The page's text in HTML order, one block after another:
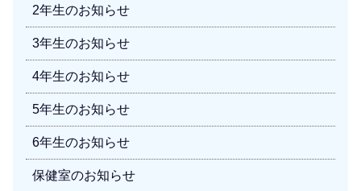
2年生のお知らせ
3年生のお知らせ
4年生のお知らせ
5年生のお知らせ
6年生のお知らせ
保健室のお知らせ